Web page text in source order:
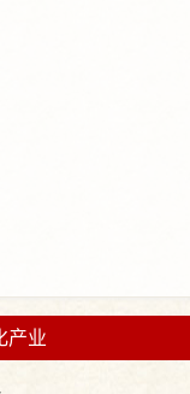
产业